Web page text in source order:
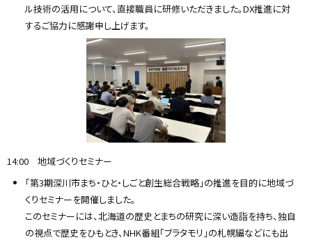
ル技術の活用について、直接職員に研修いただきました。DX推進に対
するご協力に感謝申し上げます。
14:00 地域づくりセミナー
「第3期深川市まち・ひと・しごと創生総合戦略」の推進を目的に地域づ
くりセミナーを開催しました。
このセミナーには、北海道の歴史とまちの研究に深い造詣を持ち、独自
の視点で歴史をひもとき、NHK番組「ブラタモリ」の札幌編などにも出